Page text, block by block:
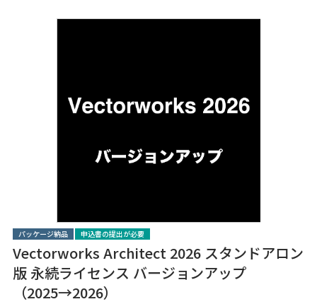
パッケージ納品 申込書の提出が必要
Vectorworks Architect 2026 スタンドアロン
版 永続ライセンス バージョンアップ
（2025→2026）